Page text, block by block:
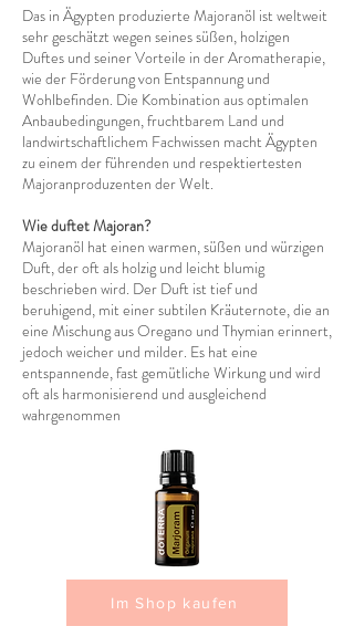
Das in Ägypten produzierte Majoranöl ist weltweit
sehr geschätzt wegen seines süßen, holzigen
Duftes und seiner Vorteile in der Aromatherapie,
wie der Förderung von Entspannung und
Wohlbefinden. Die Kombination aus optimalen
Anbaubedingungen, fruchtbarem Land und
landwirtschaftlichem Fachwissen macht Ägypten
zu einem der führenden und respektiertesten
Majoranproduzenten der Welt.
Wie duftet Majoran?
Majoranöl hat einen warmen, süßen und würzigen
Duft, der oft als holzig und leicht blumig
beschrieben wird. Der Duft ist tief und
beruhigend, mit einer subtilen Kräuternote, die an
eine Mischung aus Oregano und Thymian erinnert,
jedoch weicher und milder. Es hat eine
entspannende, fast gemütliche Wirkung und wird
oft als harmonisierend und ausgleichend
wahrgenommen
Im Shop kaufen